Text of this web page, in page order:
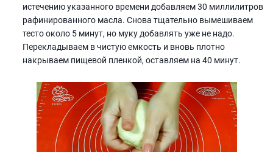
истечению указанного времени добавляем 30 миллилитров
рафинированного масла. Снова тщательно вымешиваем
тесто около 5 минут, но муку добавлять уже не надо.
Перекладываем в чистую емкость и вновь плотно
накрываем пищевой пленкой, оставляем на 40 минут.